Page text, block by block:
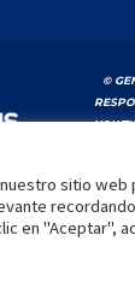
©
VIDEOS
sitio web
en "Aceptar",